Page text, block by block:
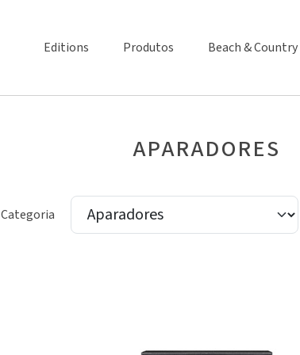
Editions Produtos Beach & Country
APARADORES
Categoria